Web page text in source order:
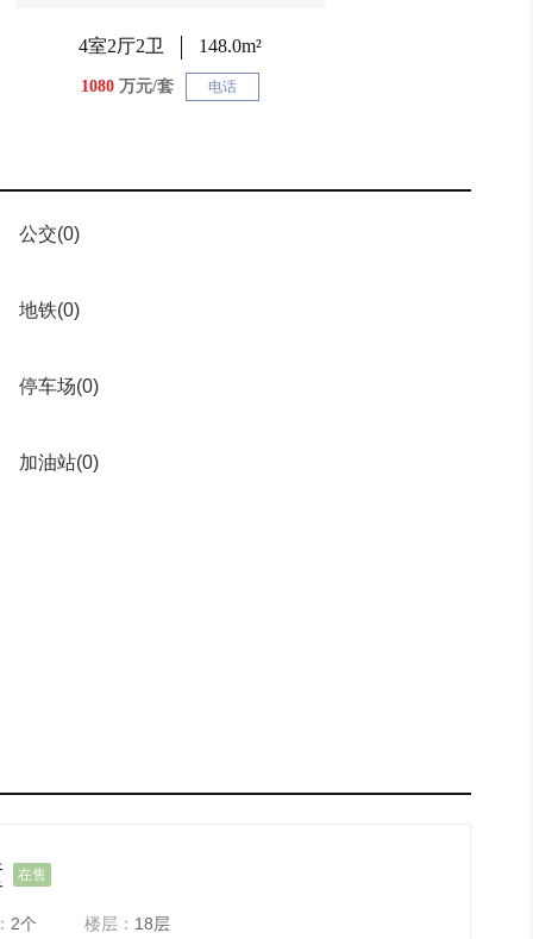
4室2厅2卫 148.0m²
1080 万元/套 电话
公交(0)
地铁(0)
停车场(0)
加油站(0)
在售
2个 楼层： 18层